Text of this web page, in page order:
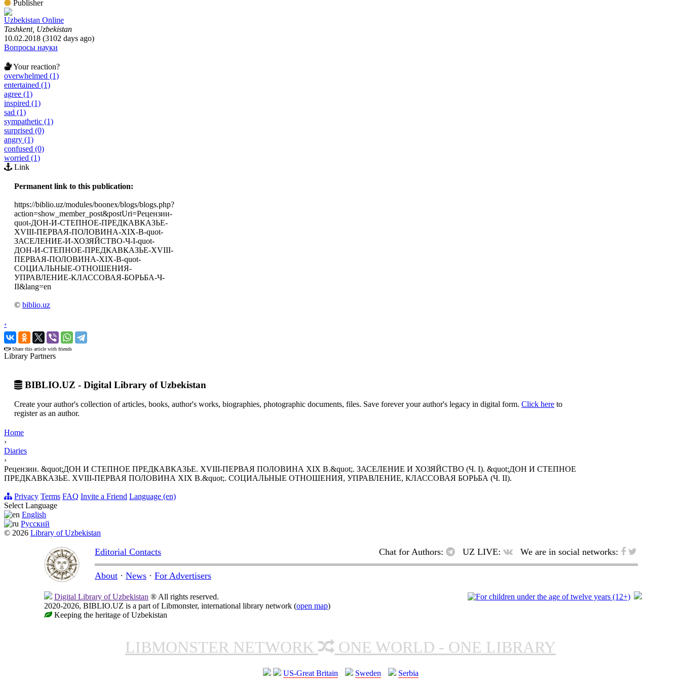
Publisher
Uzbekistan Online
Tashkent, Uzbekistan
10.02.2018 (3102 days ago)
Вопросы науки
Your reaction?
overwhelmed (1)
entertained (1)
agree (1)
inspired (1)
sad (1)
sympathetic (1)
surprised (0)
angry (1)
confused (0)
worried (1)
Link
Permanent link to this publication:
https://biblio.uz/modules/boonex/blogs/blogs.php?
action=show_member_post&postUri=Рецензии-
quot-ДОН-И-СТЕПНОЕ-ПРЕДКАВКАЗЬЕ-
XVIII-ПЕРВАЯ-ПОЛОВИНА-XIX-В-quot-
ЗАСЕЛЕНИЕ-И-ХОЗЯЙСТВО-Ч-I-quot-
ДОН-И-СТЕПНОЕ-ПРЕДКАВКАЗЬЕ-XVIII-
ПЕРВАЯ-ПОЛОВИНА-XIX-В-quot-
СОЦИАЛЬНЫЕ-ОТНОШЕНИЯ-
УПРАВЛЕНИЕ-КЛАССОВАЯ-БОРЬБА-Ч-
II&lang=en
© biblio.uz
‹
›
Share this article with friends
Library Partners
BIBLIO.UZ - Digital Library of Uzbekistan
Create your author's collection of articles, books, author's works, biographies, photographic documents, files. Save forever your author's legacy in digital form. Click here to
register as an author.
Home
›
Diaries
›
Рецензии. &quot;ДОН И СТЕПНОЕ ПРЕДКАВКАЗЬЕ. XVIII-ПЕРВАЯ ПОЛОВИНА XIX В.&quot;. ЗАСЕЛЕНИЕ И ХОЗЯЙСТВО (Ч. I). &quot;ДОН И СТЕПНОЕ
ПРЕДКАВКАЗЬЕ. XVIII-ПЕРВАЯ ПОЛОВИНА XIX В.&quot;. СОЦИАЛЬНЫЕ ОТНОШЕНИЯ, УПРАВЛЕНИЕ, КЛАССОВАЯ БОРЬБА (Ч. II).
Privacy Terms FAQ Invite a Friend Language (en)
Select Language
English
Русский
© 2026 Library of Uzbekistan
Editorial Contacts Chat for Authors: UZ LIVE: We are in social networks:
About · News · For Advertisers
Digital Library of Uzbekistan ® All rights reserved.
2020-2026, BIBLIO.UZ is a part of Libmonster, international library network (open map)
Keeping the heritage of Uzbekistan
LIBMONSTER NETWORK ONE WORLD - ONE LIBRARY
US-Great Britain Sweden Serbia